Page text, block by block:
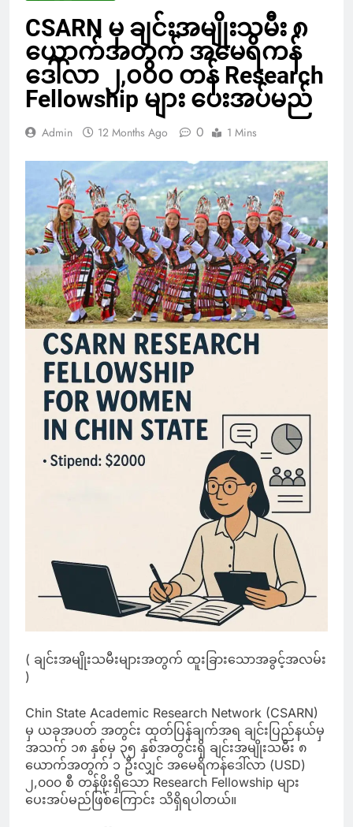
CSARN မှ ချင်းအမျိုးသမီး ၈
ယောက်အတွက် အမေရိကန်
ဒေါ်လာ ၂,၀၀၀ တန် Research
Fellowship များ ပေးအပ်မည်
Admin 12 Months Ago 0 1 Mins
( ချင်းအမျိုးသမီးများအတွက် ထူးခြားသောအခွင့်အလမ်း
)
Chin State Academic Research Network (CSARN)
မှ ယခုအပတ် အတွင်း ထုတ်ပြန်ချက်အရ ချင်းပြည်နယ်မှ
အသက် ၁၈ နှစ်မှ ၃၅ နှစ်အတွင်းရှိ ချင်းအမျိုးသမီး ၈
ယောက်အတွက် ၁ ဦးလျှင် အမေရိကန်ဒေါ်လာ (USD)
၂,၀၀၀ စီ တန်ဖိုးရှိသော Research Fellowship များ
ပေးအပ်မည်ဖြစ်ကြောင်း သိရှိရပါတယ်။